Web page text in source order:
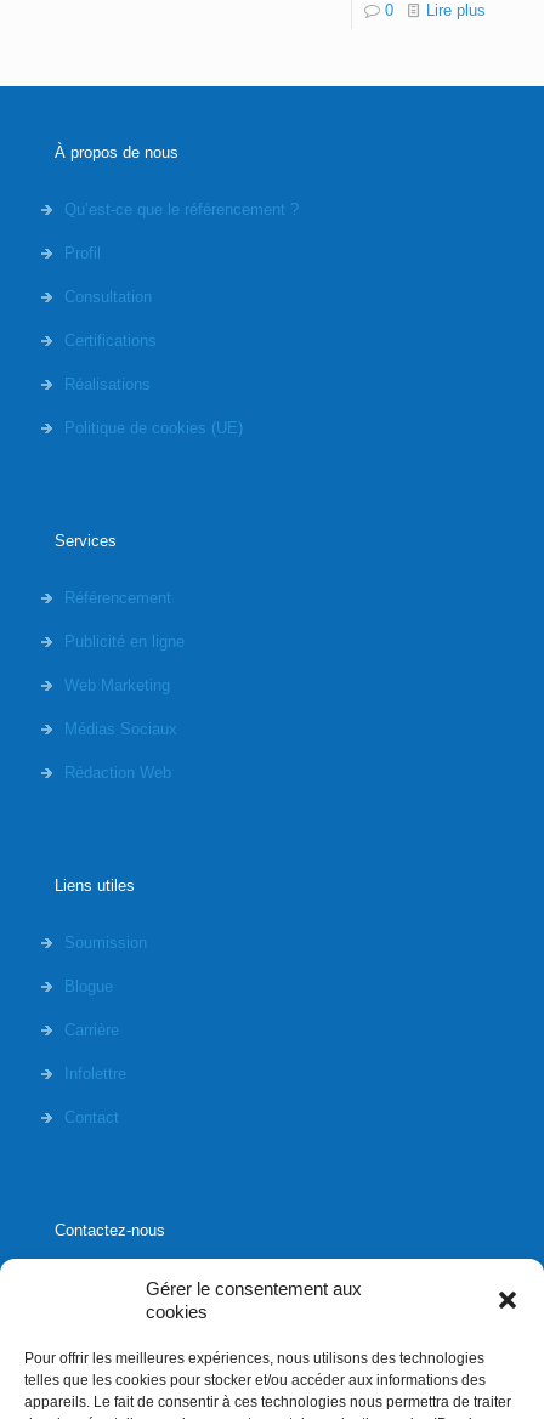
Gérer le consentement aux
cookies
Pour offrir les meilleures expériences, nous utilisons des technologies
telles que les cookies pour stocker et/ou accéder aux informations des
appareils. Le fait de consentir à ces technologies nous permettra de traiter
0 Lire plus
À propos de nous
Qu’est-ce que le référencement ?
Profil
Consultation
Certifications
Réalisations
Politique de cookies (UE)
Services
Référencement
Publicité en ligne
Web Marketing
Médias Sociaux
Rédaction Web
Liens utiles
Soumission
Blogue
Carrière
Infolettre
Contact
Contactez-nous
1020, rue Bouvier, suite 400,
Québec (Québec) G2K 0K9